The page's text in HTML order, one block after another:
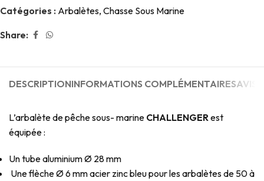
Catégories : Arbalètes, Chasse Sous Marine
Share:
DESCRIPTIONINFORMATIONS COMPLÉMENTAIRESAVIS
L’arbalète de pêche sous- marine CHALLENGER est
équipée :
Un tube aluminium Ø 28 mm
Une flèche Ø 6 mm acier zinc bleu pour les arbalètes de 50 à